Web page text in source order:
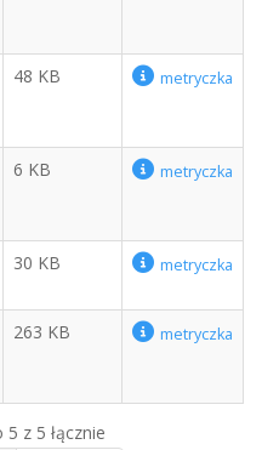
48 KB metryczka
6 KB metryczka
30 KB metryczka
263 KB metryczka
z 5 łącznie